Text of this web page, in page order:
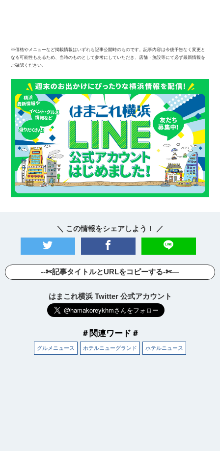
※価格やメニューなど掲載情報はいずれも記事公開時のものです。記事内容は今後予告なく変更と
なる可能性もあるため、当時のものとして参考にしていただき、店舗・施設等にて必ず最新情報を
ご確認ください。
＼ この情報をシェアしよう！ ／
--✄記事タイトルとURLをコピーする-✄—
はまこれ横浜 Twitter 公式アカウント
＃関連ワード＃
グルメニュース ホテルニューグランド ホテルニュース